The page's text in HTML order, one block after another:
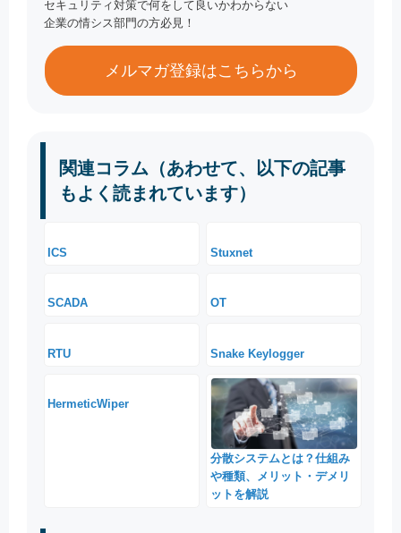
セキュリティ対策で何をして良いかわからない
企業の情シス部門の方必見！
メルマガ登録はこちらから
関連コラム（あわせて、以下の記事
もよく読まれています）
ICS Stuxnet
SCADA OT
RTU Snake Keylogger
HermeticWiper
分散システムとは？仕組み
や種類、メリット・デメリ
ットを解説